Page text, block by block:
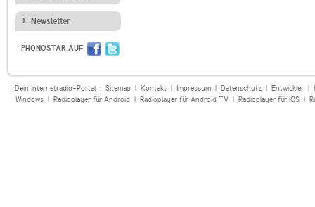
Newsletter
PHONOSTAR AUF
Dein Internetradio-Portal : Sitemap| Kontakt| Impressum| Datenschutz| Entwickler|
Windows| Radioplayer für Android| Radioplayer für Android TV| Radioplayer für iOS|